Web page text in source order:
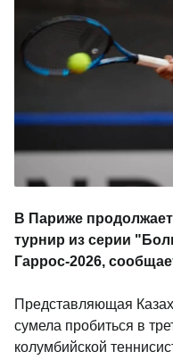
В Париже
турнир из серии
Гаррос-2026,
Представляющая
сумела пробиться в
колумбийской